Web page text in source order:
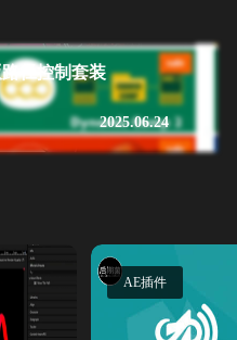
径控制套装
2025.06.24
AE插件